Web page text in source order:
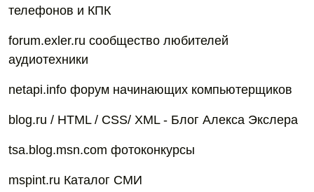
телефонов и КПК
forum.exler.ru сообщество любителей
аудиотехники
netapi.info форум начинающих компьютерщиков
blog.ru / HTML / CSS/ XML - Блог Алекса Экслера
tsa.blog.msn.com фотоконкурсы
mspint.ru Каталог СМИ